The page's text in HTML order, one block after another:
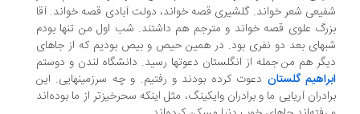
شعر خواند. گلشیری قصه خواند، دولت آبادی قصه خواند. آقا
علوی قصه خواند و مترجم هم داشتند. شب اول من تنها بودم
بعد دو نفری بود. در همین حیص و بیص بودیم که از جاهای
هم من جمله از انگلستان دعوتها رسید. دانشگاه لندن و دوستم
گلستاندعوت کرده بودند و رفتیم. و چه سرزمینهایی. این
آریایی ما و برادران وایکینگ، مثل اینکه سحرخیزتر از ما بوده‌اند